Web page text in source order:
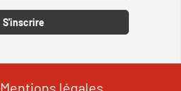
S'inscrire